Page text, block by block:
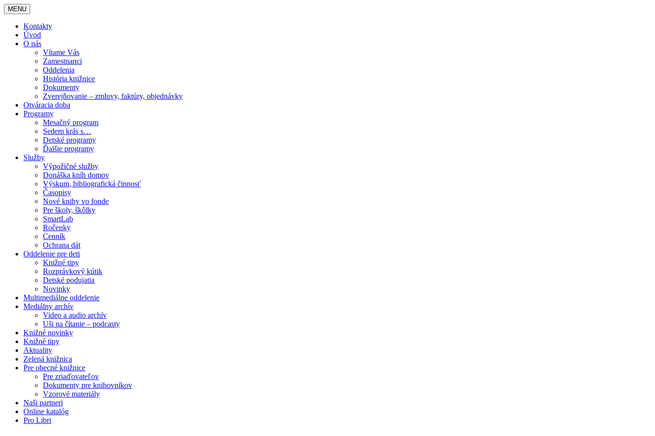
MENU
Kontakty
Úvod
O nás
Vítame Vás
Zamestnanci
Oddelenia
História knižnice
Dokumenty
Zverejňovanie – zmluvy, faktúry, objednávky
Otváracia doba
Programy
Mesačný program
Sedem krás s…
Detské programy
Ďalšie programy
Služby
Výpožičné služby
Donáška kníh domov
Výskum, bibliografická činnosť
Časopisy
Nové knihy vo fonde
Pre školy, škôlky
SmartLab
Ročenky
Cenník
Ochrana dát
Oddelenie pre deti
Knižné tipy
Rozprávkový kútik
Detské podujatia
Novinky
Multimediálne oddelenie
Mediálny archív
Video a audio archív
Uši na čítanie – podcasty
Knižné novinky
Knižné tipy
Aktuality
Zelená knižnica
Pre obecné knižnice
Pre zriaďovateľov
Dokumenty pre knihovníkov
Vzorové materiály
Naši partneri
Online katalóg
Pro Libri